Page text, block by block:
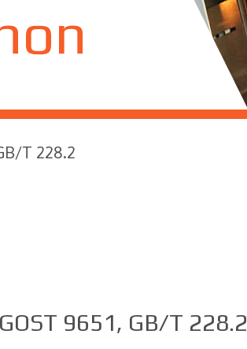
T 228.2
9651, GB/T 228.2